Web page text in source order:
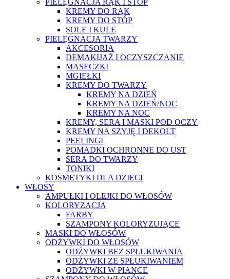
KREMY DO RĄK
KREMY DO STÓP
SOLE I KULE
PIELĘGNACJA TWARZY
AKCESORIA
DEMAKIJAŻ I OCZYSZCZANIE
MASECZKI
MGIEŁKI
KREMY DO TWARZY
KREMY NA DZIEŃ
KREMY NA DZIEŃ/NOC
KREMY NA NOC
KREMY, SERA I MASKI POD OCZY
KREMY NA SZYJĘ I DEKOLT
PEELINGI
POMADKI OCHRONNE DO UST
SERA DO TWARZY
TONIKI
KOSMETYKI DLA DZIECI
WŁOSY
AMPUŁKI I OLEJKI DO WŁOSÓW
KOLORYZACJA
FARBY
SZAMPONY KOLORYZUJĄCE
MASKI DO WŁOSÓW
ODŻYWKI DO WŁOSÓW
ODŻYWKI BEZ SPŁUKIWANIA
ODŻYWKI ZE SPŁUKIWANIEM
ODŻYWKI W PIANCE